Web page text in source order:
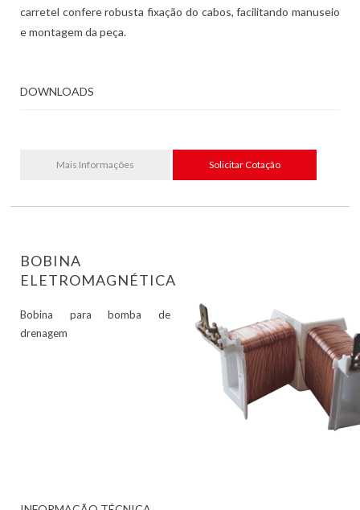
carretel confere robusta fixação do cabos, facilitando manuseio
e montagem da peça.
DOWNLOADS
Mais Informações Solicitar Cotação
BOBINA
ELETROMAGNÉTICA
Bobina para bomba de
drenagem